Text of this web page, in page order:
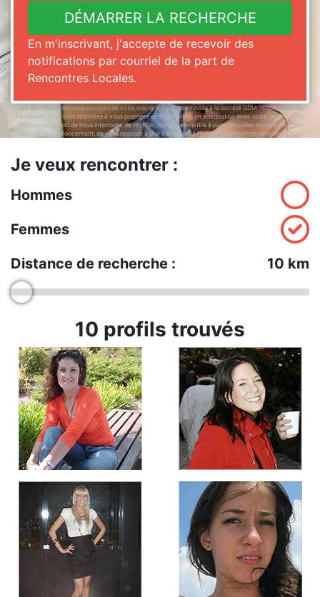
DÉMARRER LA RECHERCHE
En m'inscrivant, j'accepte de recevoir des
notifications par courriel de la part de
Rencontres Locales.
Les données collectées au cours de votre inscription sont destinées à la société GDM, responsable du
traitement. Elles sont destinées à vous proposer des rencontres en adéquation avec votre personnalité.
Vous avez le droit de nous interroger, de rectifier, compléter, mettre à jour, verrouiller ou supprimer les
données vous concernant, de vous opposer à leur traitement à l'adresse mentionnée dans les CGUV.
Je veux rencontrer :
Hommes
Femmes
Distance de recherche :
10 km
10 profils trouvés